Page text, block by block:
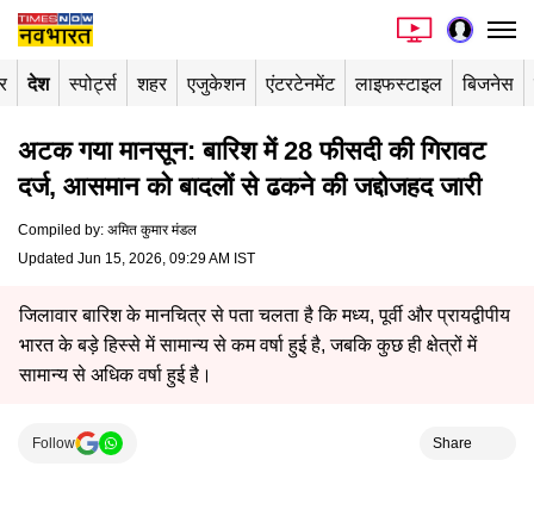
देश स्पोर्ट्स शहर एजुकेशन एंटरटेनमेंट लाइफस्टाइल बिजनेस
अटक गया मानसून: बारिश में 28 फीसदी की गिरावट
दर्ज, आसमान को बादलों से ढकने की जद्दोजहद जारी
Compiled by: अमित कुमार मंडल
Updated Jun 15, 2026, 09:29 AM IST
जिलावार बारिश के मानचित्र से पता चलता है कि मध्य, पूर्वी और प्रायद्वीपीय
भारत के बड़े हिस्से में सामान्य से कम वर्षा हुई है, जबकि कुछ ही क्षेत्रों में
सामान्य से अधिक वर्षा हुई है।
Follow Share